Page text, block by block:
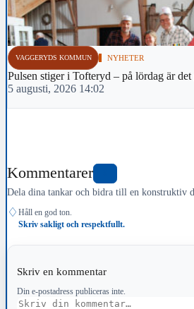
VAGGERYDS KOMMUN NYHETER
Pulsen stiger i Tofteryd – på lördag är det
5 augusti, 2026 14:02
Kommentarer
Dela dina tankar och bidra till en konstruktiv
♢ Håll en god ton.
Skriv sakligt och respektfullt.
Skriv en kommentar
Din e-postadress publiceras inte.
Kommentar